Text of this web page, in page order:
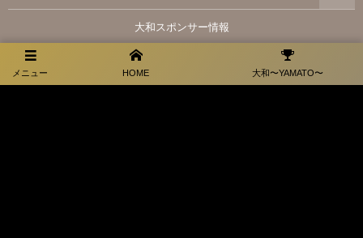
メニュー HOME 大和〜YAMATO〜
大和スポンサー情報